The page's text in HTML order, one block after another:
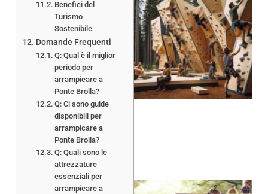
Benefici del
Turismo
Sostenibile
Domande Frequenti
Q: Qual è il miglior
periodo per
arrampicare a
Ponte Brolla?
Q: Ci sono guide
disponibili per
arrampicare a
Ponte Brolla?
Q: Quali sono le
attrezzature
essenziali per
arrampicare a